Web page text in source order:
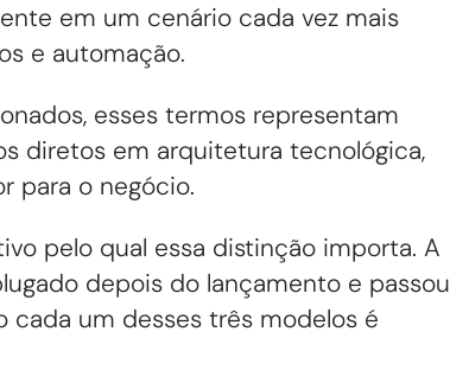
em um cenário cada vez mais
e automação.
esses termos representam
diretos em arquitetura tecnológica,
para o negócio.
pelo qual essa distinção importa. A
depois do lançamento e passou
cada um desses três modelos é